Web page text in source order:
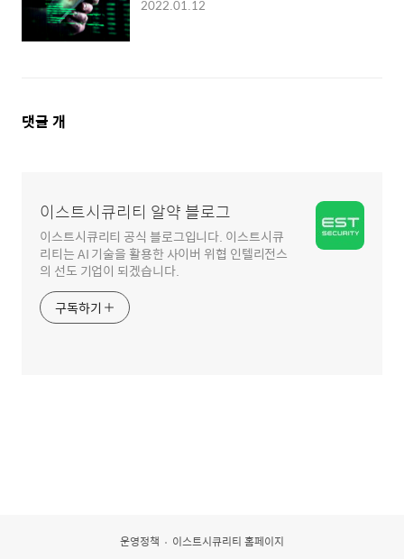
2022.01.12
댓
댓글 개
이스트시큐리티 알약 블로그
이스트시큐리티 공식 블로그입니다. 이스트시큐
리티는 AI 기술을 활용한 사이버 위협 인텔리전스
의 선도 기업이 되겠습니다.
구독하기
운영정책
이스트시큐리티 홈페이지